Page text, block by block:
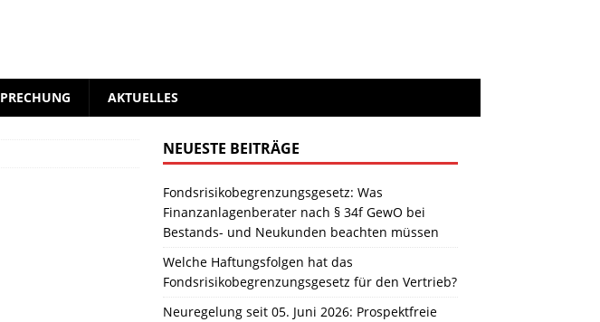
AKTUELLES
NEUESTE BEITRÄGE
Fondsrisikobegrenzungsgesetz: Was
Finanzanlagenberater nach § 34f GewO bei
Bestands- und Neukunden beachten müssen
Welche Haftungsfolgen hat das
Fondsrisikobegrenzungsgesetz für den Vertrieb?
Neuregelung seit 05. Juni 2026: Prospektfreie